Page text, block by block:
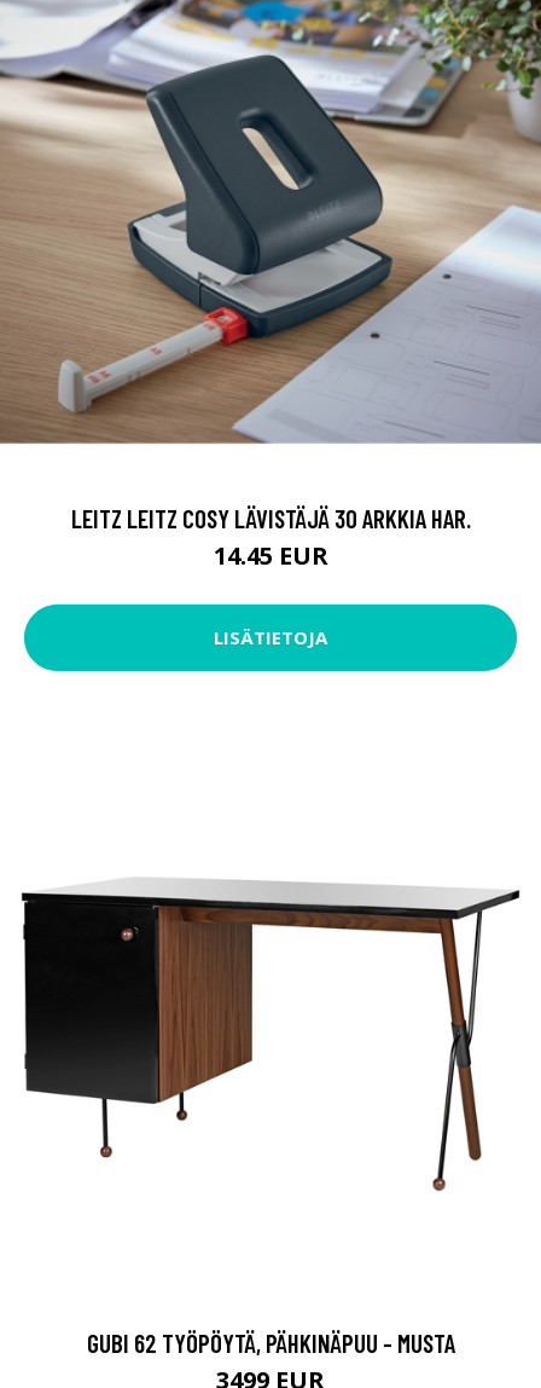
LEITZ LEITZ COSY LÄVISTÄJÄ 30 ARKKIA HAR.
14.45 EUR
LISÄTIETOJA
GUBI 62 TYÖPÖYTÄ, PÄHKINÄPUU - MUSTA
3499 EUR